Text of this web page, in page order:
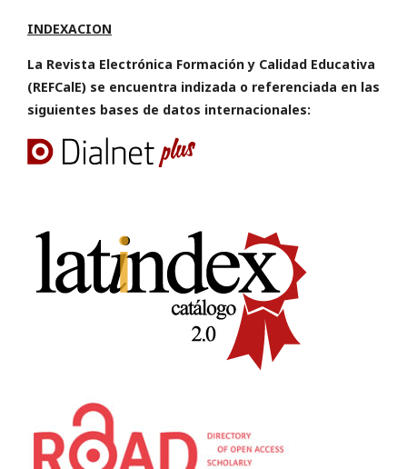
INDEXACION
La Revista Electrónica Formación y Calidad Educativa
(REFCalE) se encuentra indizada o referenciada en las
siguientes bases de datos internacionales: